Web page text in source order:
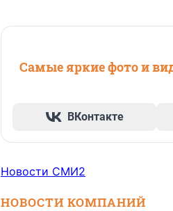
Самые яркие фото и
ВКонтакте
Новости СМИ2
НОВОСТИ КОМПАНИЙ